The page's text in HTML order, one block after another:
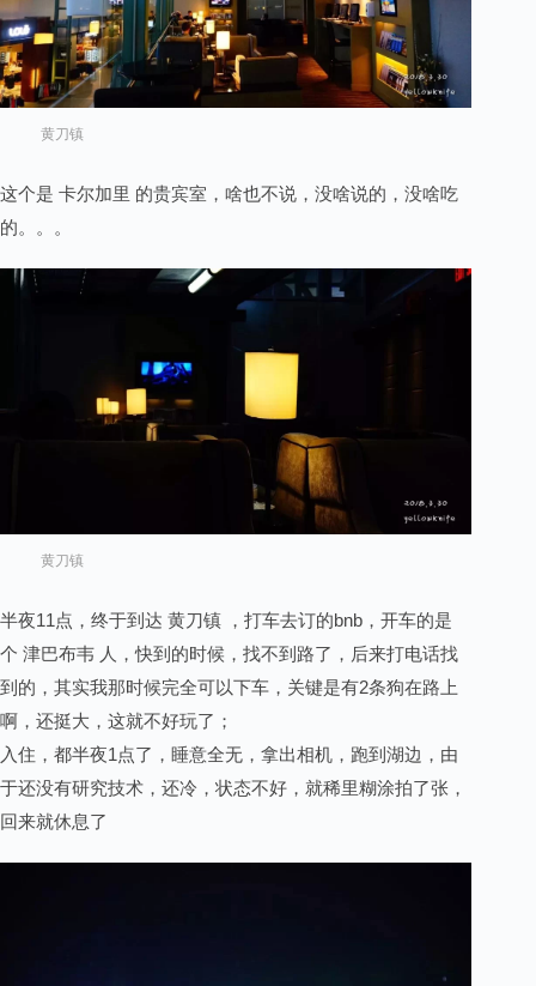
黄刀镇
这个是 卡尔加里 的贵宾室，啥也不说，没啥说的，没啥吃
的。。。
黄刀镇
半夜11点，终于到达 黄刀镇 ，打车去订的bnb，开车的是
个 津巴布韦 人，快到的时候，找不到路了，后来打电话找
到的，其实我那时候完全可以下车，关键是有2条狗在路上
啊，还挺大，这就不好玩了；
入住，都半夜1点了，睡意全无，拿出相机，跑到湖边，由
于还没有研究技术，还冷，状态不好，就稀里糊涂拍了张，
回来就休息了